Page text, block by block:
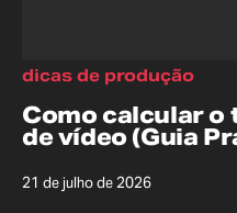
Como calcular o
de vídeo (Guia
21 de julho de 2026
dicas de produção